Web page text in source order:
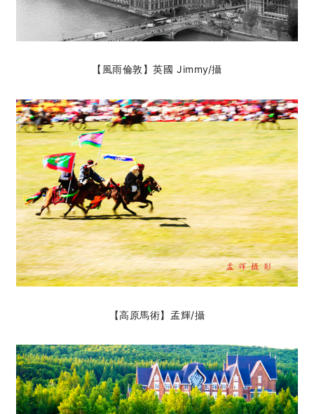
【風雨倫敦】英國 Jimmy/攝
【高原馬術】孟輝/攝